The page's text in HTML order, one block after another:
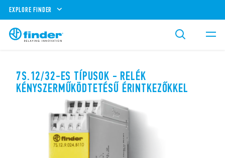
EXPLORE FINDER
7S.12/32-ES TÍPUSOK - RELÉK
KÉNYSZERMŰKÖDTETÉSŰ ÉRINTKEZŐKKEL